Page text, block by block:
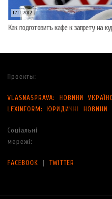
17.11.2012
Как подготовить кафе к запрету на
Проекты:
VLASNASPRAVA: НОВИНИ
LEXINFORM: ЮРИДИЧНІ НОВИНИ
Соціальні
мережі:
FACEBOOK | TWITTER